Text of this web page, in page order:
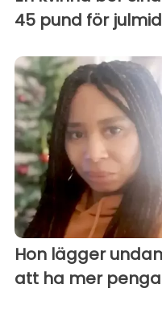
45 pund för
Hon lägger
att ha mer